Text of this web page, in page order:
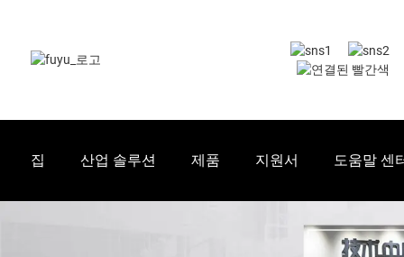
집 산업 솔루션 제품 지원서 도움말 센